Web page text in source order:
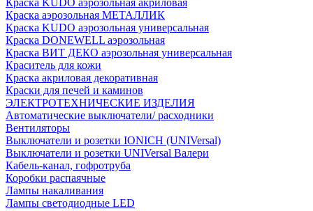
Краска KUDO аэрозольная акриловая
Краска аэрозольная МЕТАЛЛИК
Краска KUDO аэрозольная универсальная
Краска DONEWELL аэрозольная
Краска ВИТ ДЕКО аэрозольная универсальная
Краситель для кожи
Краска акриловая декоративная
Краски для печей и каминов
ЭЛЕКТРОТЕХНИЧЕСКИЕ ИЗДЕЛИЯ
Автоматические выключатели/ расходники
Вентиляторы
Выключатели и розетки IONICH (UNIVersal)
Выключатели и розетки UNIVersal Валери
Кабель-канал, гофротруба
Коробки распаячные
Лампы накаливания
Лампы светодиодные LED